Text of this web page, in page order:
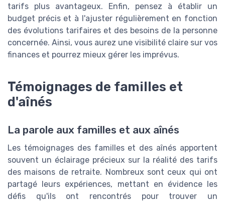
tarifs plus avantageux. Enfin, pensez à établir un
budget précis et à l'ajuster régulièrement en fonction
des évolutions tarifaires et des besoins de la personne
concernée. Ainsi, vous aurez une visibilité claire sur vos
finances et pourrez mieux gérer les imprévus.
Témoignages de familles et
d'aînés
La parole aux familles et aux aînés
Les témoignages des familles et des aînés apportent
souvent un éclairage précieux sur la réalité des tarifs
des maisons de retraite. Nombreux sont ceux qui ont
partagé leurs expériences, mettant en évidence les
défis qu'ils ont rencontrés pour trouver un